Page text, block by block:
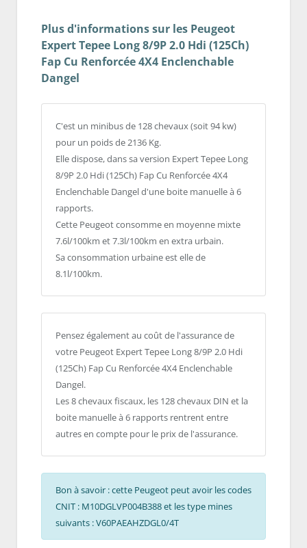
Plus d'informations sur les Peugeot
Expert Tepee Long 8/9P 2.0 Hdi (125Ch)
Fap Cu Renforcée 4X4 Enclenchable
Dangel
C'est un minibus de 128 chevaux (soit 94 kw)
pour un poids de 2136 Kg.
Elle dispose, dans sa version Expert Tepee Long
8/9P 2.0 Hdi (125Ch) Fap Cu Renforcée 4X4
Enclenchable Dangel d'une boite manuelle à 6
rapports.
Cette Peugeot consomme en moyenne mixte
7.6l/100km et 7.3l/100km en extra urbain.
Sa consommation urbaine est elle de
8.1l/100km.
Pensez également au coût de l'assurance de
votre Peugeot Expert Tepee Long 8/9P 2.0 Hdi
(125Ch) Fap Cu Renforcée 4X4 Enclenchable
Dangel.
Les 8 chevaux fiscaux, les 128 chevaux DIN et la
boite manuelle à 6 rapports rentrent entre
autres en compte pour le prix de l'assurance.
Bon à savoir : cette Peugeot peut avoir les codes
CNIT : M10DGLVP004B388 et les type mines
suivants : V60PAEAHZDGL0/4T